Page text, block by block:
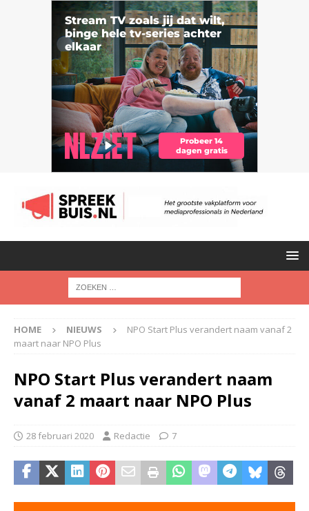
HOME NIEUWS
NPO Start Plus verandert naam vanaf 2
maart naar NPO Plus
NPO Start Plus verandert naam
vanaf 2 maart naar NPO Plus
28 februari 2020 Redactie 7